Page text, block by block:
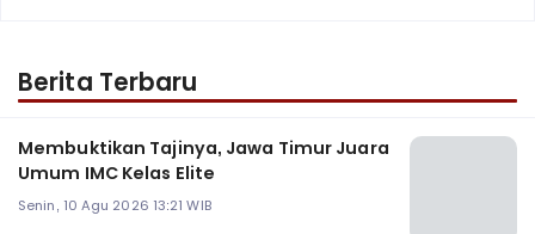
Berita Terbaru
Membuktikan Tajinya, Jawa Timur Juara
Umum IMC Kelas Elite
Senin, 10 Agu 2026 13:21 WIB